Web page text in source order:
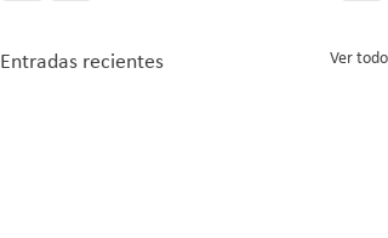
Entradas recientes Ver todo